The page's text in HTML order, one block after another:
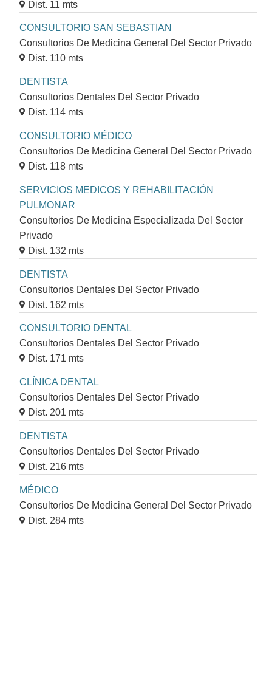
Dist. 11 mts
CONSULTORIO SAN SEBASTIAN
Consultorios De Medicina General Del Sector Privado
Dist. 110 mts
DENTISTA
Consultorios Dentales Del Sector Privado
Dist. 114 mts
CONSULTORIO MÉDICO
Consultorios De Medicina General Del Sector Privado
Dist. 118 mts
SERVICIOS MEDICOS Y REHABILITACIÓN
PULMONAR
Consultorios De Medicina Especializada Del Sector
Privado
Dist. 132 mts
DENTISTA
Consultorios Dentales Del Sector Privado
Dist. 162 mts
CONSULTORIO DENTAL
Consultorios Dentales Del Sector Privado
Dist. 171 mts
CLÍNICA DENTAL
Consultorios Dentales Del Sector Privado
Dist. 201 mts
DENTISTA
Consultorios Dentales Del Sector Privado
Dist. 216 mts
MÉDICO
Consultorios De Medicina General Del Sector Privado
Dist. 284 mts